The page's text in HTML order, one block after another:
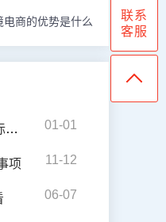
商的优势是什么
01-01
项 11-12
06-07
联系
客服